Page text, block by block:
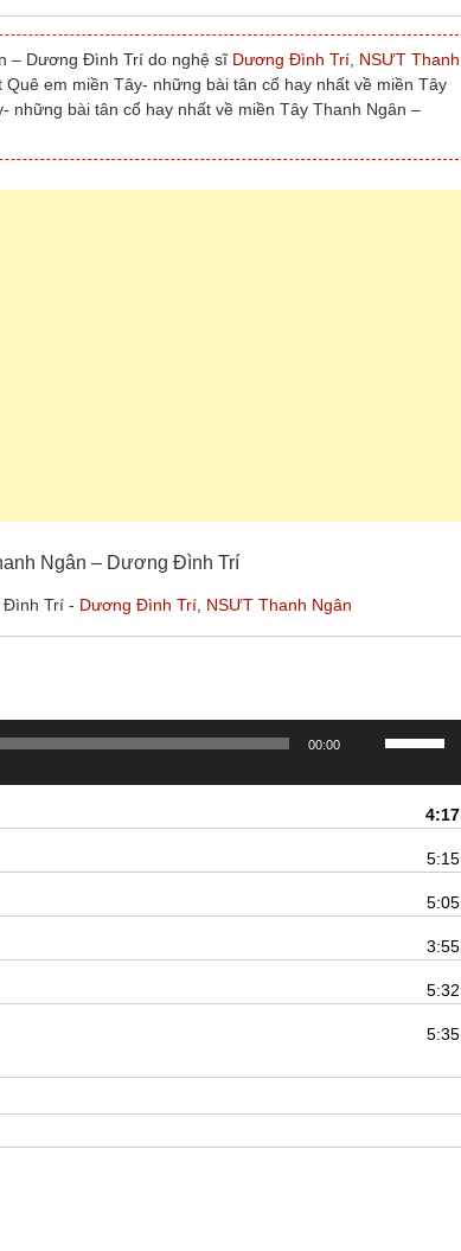
– Dương Đình Trí do nghệ sĩ Dương Đình Trí NSƯT Thanh
em miền Tây- những bài tân cổ hay nhất về miền Tây
những bài tân cổ hay nhất về miền Tây Thanh Ngân –
Ngân – Dương Đình Trí
Đình Trí - Dương Đình Trí NSƯT Thanh Ngân
00:00
mũi
âm
lượng.
4:17
5:15
5:05
3:55
5:32
5:35